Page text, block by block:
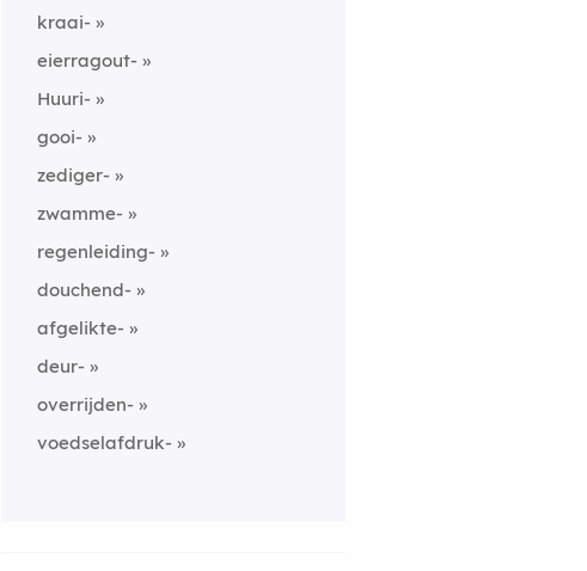
kraai-
eierragout-
Huuri-
gooi-
zediger-
zwamme-
regenleiding-
douchend-
afgelikte-
deur-
overrijden-
voedselafdruk-